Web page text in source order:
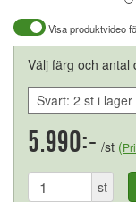
Visa produktvideo
Välj färg och antal
5.990:- /st (
st